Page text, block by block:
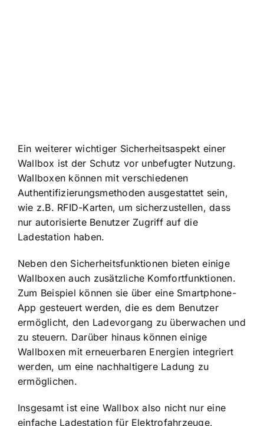
Ein weiterer wichtiger Sicherheitsaspekt einer
Wallbox ist der Schutz vor unbefugter Nutzung.
Wallboxen können mit verschiedenen
Authentifizierungsmethoden ausgestattet sein,
wie z.B. RFID-Karten, um sicherzustellen, dass
nur autorisierte Benutzer Zugriff auf die
Ladestation haben.
Neben den Sicherheitsfunktionen bieten einige
Wallboxen auch zusätzliche Komfortfunktionen.
Zum Beispiel können sie über eine Smartphone-
App gesteuert werden, die es dem Benutzer
ermöglicht, den Ladevorgang zu überwachen und
zu steuern. Darüber hinaus können einige
Wallboxen mit erneuerbaren Energien integriert
werden, um eine nachhaltigere Ladung zu
ermöglichen.
Insgesamt ist eine Wallbox also nicht nur eine
einfache Ladestation für Elektrofahrzeuge,